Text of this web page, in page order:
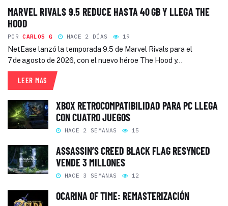
MARVEL RIVALS 9.5 REDUCE HASTA 40 GB Y LLEGA THE
HOOD
POR CARLOS G HACE 2 DÍAS 19
NetEase lanzó la temporada 9.5 de Marvel Rivals para el
7 de agosto de 2026, con el nuevo héroe The Hood y...
LEER MAS
XBOX RETROCOMPATIBILIDAD PARA PC LLEGA
CON CUATRO JUEGOS
HACE 2 SEMANAS 15
ASSASSIN’S CREED BLACK FLAG RESYNCED
VENDE 3 MILLONES
HACE 3 SEMANAS 12
OCARINA OF TIME: REMASTERIZACIÓN